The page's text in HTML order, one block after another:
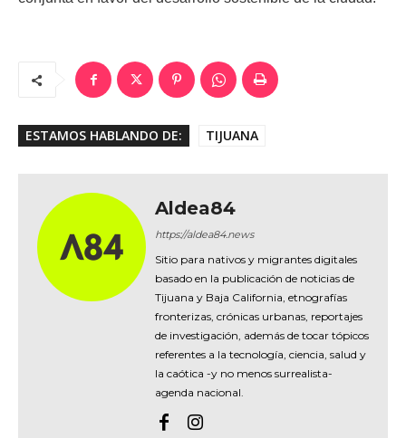
ESTAMOS HABLANDO DE: TIJUANA
Aldea84
https://aldea84.news
Sitio para nativos y migrantes digitales
basado en la publicación de noticias de
Tijuana y Baja California, etnografías
fronterizas, crónicas urbanas, reportajes
de investigación, además de tocar tópicos
referentes a la tecnología, ciencia, salud y
la caótica -y no menos surrealista-
agenda nacional.